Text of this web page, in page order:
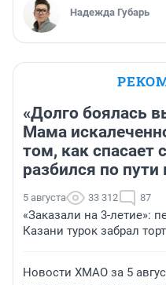
Надежда Губарь
«Долго боялась
Мама
том, как спасает
разбился по пути
5 августа 33 312 87
«Заказали на 3-летие»:
Казани турок забрал
Новости ХМАО за 5